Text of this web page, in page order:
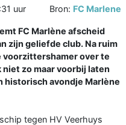
uur Bron: FC Marlene
FC Marlène afscheid
zijn geliefde club. Na ruim
voorzittershamer over te
zo maar voorbij laten
historisch avondje Marlène
tegen HV Veerhuys